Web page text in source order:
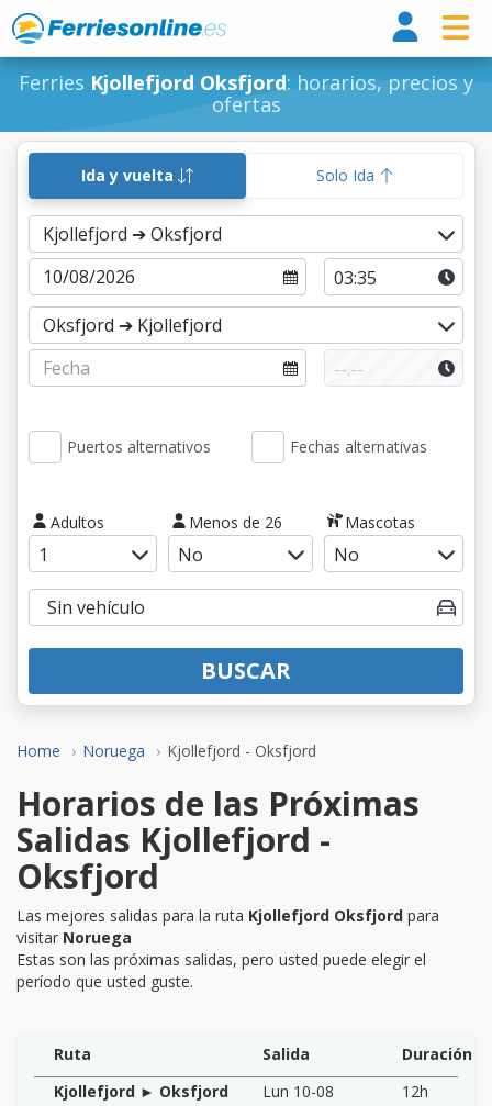
Ferries Kjollefjord Oksfjord: horarios, precios y
ofertas
Home Noruega Kjollefjord - Oksfjord
Ida y vuelta Solo Ida
Puertos alternativos Fechas alternativas
Adultos Menos de 26 Mascotas
BUSCAR
Horarios de las Próximas
Salidas Kjollefjord -
Oksfjord
Las mejores salidas para la ruta Kjollefjord Oksfjord para
visitar Noruega
Estas son las próximas salidas, pero usted puede elegir el
período que usted guste.
Ruta Salida
Duración
Kjollefjord ► Oksfjord
Lun 10-08
12h